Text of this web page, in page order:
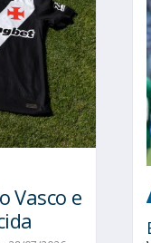
Vasco e